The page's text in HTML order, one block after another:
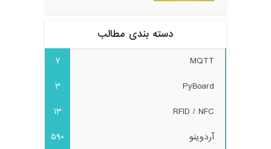
دسته بندی مطالب
MQTT
7
PyBoard
3
RFID / NFC
13
آردوینو
590